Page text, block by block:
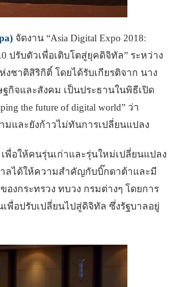
จัดงาน “Asia Digital Expo 2018:
ปรับตัวเพื่อเติบโตสู่ยุคดิจิทัล” ระหว่าง
ชาติสิริกิติ์ โดยได้รับเกียรติจาก นาง
กิจและสังคม เป็นประธานในพิธีเปิด
the future of digital world” ว่า
และยังก้าวไม่ทันการเปลี่ยนแปลง
อให้คนรุ่นเก่าและรุ่นใหม่เปลี่ยนแปลง
ลได้ให้ความสำคัญกับบิ๊กดาต้าและมี
งกระทรวง ทบวง กรมต่างๆ โดยการ
พื่อปรับเปลี่ยนไปสู่ดิจิทัล ซึ่งรัฐบาลอยู่